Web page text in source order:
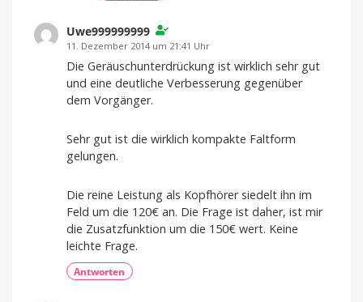
Uwe999999999
11. Dezember 2014 um 21:41 Uhr
Die Geräuschunterdrückung ist wirklich sehr gut
und eine deutliche Verbesserung gegenüber
dem Vorgänger.
Sehr gut ist die wirklich kompakte Faltform
gelungen.
Die reine Leistung als Kopfhörer siedelt ihn im
Feld um die 120€ an. Die Frage ist daher, ist mir
die Zusatzfunktion um die 150€ wert. Keine
leichte Frage.
Antworten